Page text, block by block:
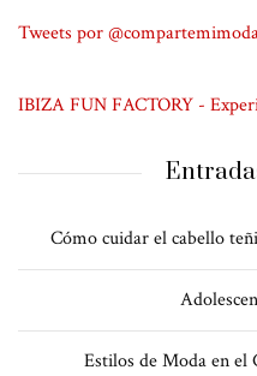
Tweets por
IBIZA FUN FACTORY -
Cómo cuidar el cabello
Estilos de Moda en el